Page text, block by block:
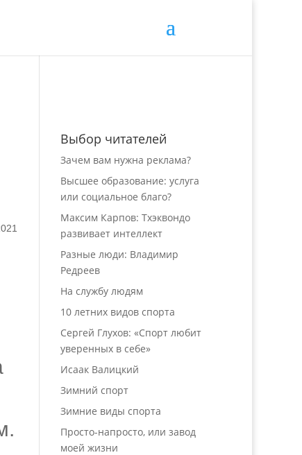
Выбор читателей
Зачем вам нужна реклама?
Высшее образование: услуга
или социальное благо?
Максим Карпов: Тхэквондо
развивает интеллект
Разные люди: Владимир
Редреев
На службу людям
10 летних видов спорта
Сергей Глухов: «Спорт любит
уверенных в себе»
Исаак Валицкий
Зимний спорт
Зимние виды спорта
Просто-напросто, или завод
моей жизни